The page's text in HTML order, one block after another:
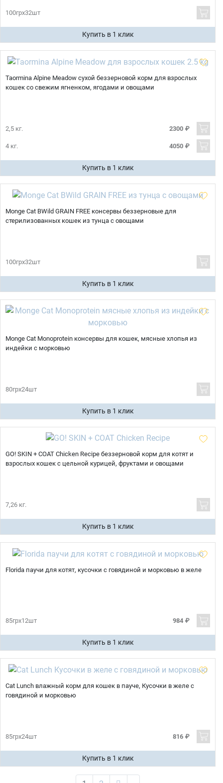
100грх32шт
Купить в 1 клик
Taormina Alpine Meadow сухой беззерновой корм для взрослых
кошек со свежим ягненком, ягодами и овощами
2,5 кг. 2300 ₽
4 кг. 4050 ₽
Купить в 1 клик
Monge Cat BWild GRAIN FREE консервы беззерновые для
стерилизованных кошек из тунца с овощами
100грх32шт
Купить в 1 клик
Monge Cat Monoprotein консервы для кошек, мясные хлопья из
индейки с морковью
80грх24шт
Купить в 1 клик
GO! SKIN + COAT Chicken Recipe беззерновой корм для котят и
взрослых кошек с цельной курицей, фруктами и овощами
7,26 кг.
Купить в 1 клик
Florida паучи для котят, кусочки с говядиной и морковью в желе
85грх12шт 984 ₽
Купить в 1 клик
Cat Lunch влажный корм для кошек в пауче, Кусочки в желе с
говядиной и морковью
85грх24шт 816 ₽
Купить в 1 клик